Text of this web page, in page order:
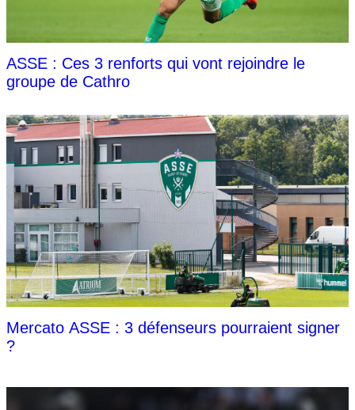
ASSE : Ces 3 renforts qui vont rejoindre le
groupe de Cathro
Mercato ASSE : 3 défenseurs pourraient signer
?